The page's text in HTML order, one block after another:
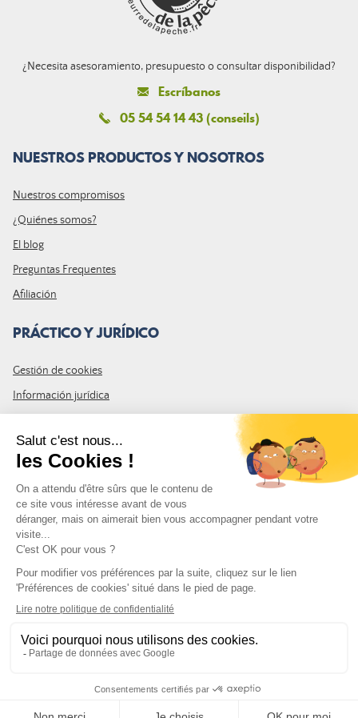
¿Necesita asesoramiento, presupuesto o consultar disponibilidad?
Escríbanos
05 54 54 14 43 (conseils)
NUESTROS PRODUCTOS Y NOSOTROS
Nuestros compromisos
¿Quiénes somos?
El blog
Preguntas Frequentes
Afiliación
PRÁCTICO Y JURÍDICO
Gestión de cookies
Información jurídica
Mapa del sitio
ÚNETE A LA COMUNIDAD
Suscríbase al boletín de LDLP para recibir las últimas noticias,
promociones y novedades
SÍGUENOS EN
© Leurre de la Pêche 2026